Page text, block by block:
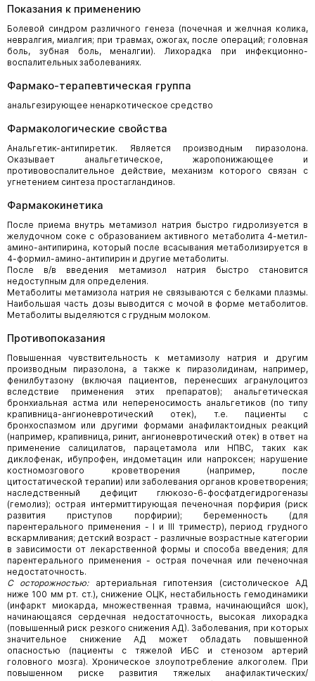
Показания к применению
Болевой синдром различного генеза (почечная и желчная колика,
невралгия, миалгия; при травмах, ожогах, после операций; головная
боль, зубная боль, меналгии). Лихорадка при инфекционно-
воспалительных заболеваниях.
Фармако-терапевтическая группа
анальгезирующее ненаркотическое средство
Фармакологические свойства
Анальгетик-антипиретик. Является производным пиразолона.
Оказывает анальгетическое, жаропонижающее и
противовоспалительное действие, механизм которого связан с
угнетением синтеза простагландинов.
Фармакокинетика
После приема внутрь метамизол натрия быстро гидролизуется в
желудочном соке с образованием активного метаболита 4-метил-
амино-антипирина, который после всасывания метаболизируется в
4-формил-амино-антипирин и другие метаболиты.
После в/в введения метамизол натрия быстро становится
недоступным для определения.
Метаболиты метамизола натрия не связываются с белками плазмы.
Наибольшая часть дозы выводится с мочой в форме метаболитов.
Метаболиты выделяются с грудным молоком.
Противопоказания
Повышенная чувствительность к метамизолу натрия и другим
производным пиразолона, а также к пиразолидинам, например,
фенилбутазону (включая пациентов, перенесших агранулоцитоз
вследствие применения этих препаратов); анальгетическая
бронхиальная астма или непереносимость анальгетиков (по типу
крапивница-ангионевротический отек), т.е. пациенты с
бронхоспазмом или другими формами анафилактоидных реакций
(например, крапивница, ринит, ангионевротический отек) в ответ на
применение салицилатов, парацетамола или НПВС, таких как
диклофенак, ибупрофен, индометацин или напроксен; нарушение
костномозгового кроветворения (например, после
цитостатической терапии) или заболевания органов кроветворения;
наследственный дефицит глюкозо-6-фосфатдегидрогеназы
(гемолиз); острая интермиттирующая печеночная порфирия (риск
развития приступов порфирии); беременность (для
парентерального применения - I и III триместр), период грудного
вскармливания; детский возраст - различные возрастные категории
в зависимости от лекарственной формы и способа введения; для
парентерального применения - острая почечная или печеночная
недостаточность.
С осторожностью: артериальная гипотензия (систолическое АД
ниже 100 мм рт. ст.), снижение ОЦК, нестабильность гемодинамики
(инфаркт миокарда, множественная травма, начинающийся шок),
начинающаяся сердечная недостаточность, высокая лихорадка
(повышенный риск резкого снижения АД). Заболевания, при которых
значительное снижение АД может обладать повышенной
опасностью (пациенты с тяжелой ИБС и стенозом артерий
головного мозга). Хроническое злоупотребление алкоголем. При
повышенном риске развития тяжелых анафилактических/